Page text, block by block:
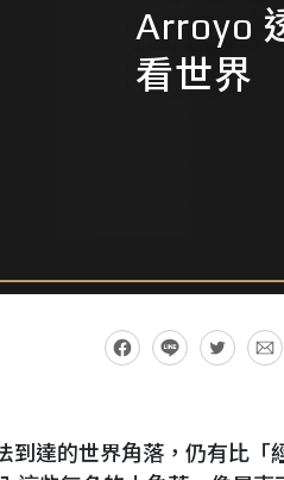
Arroyo
看世界
到達的世界角落，仍有比「